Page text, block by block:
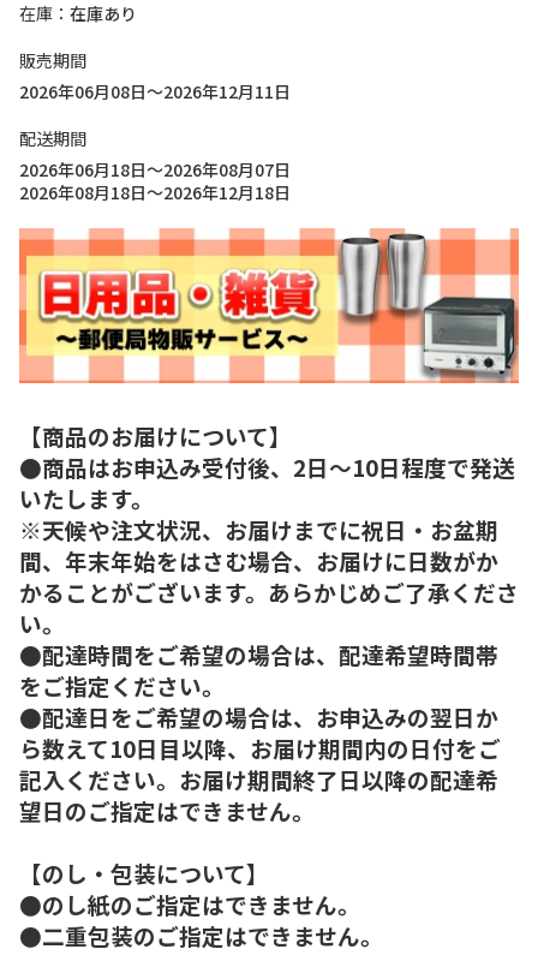
在庫
在庫あり
販売期間
2026年06月08日～2026年12月11日
配送期間
2026年06月18日～2026年08月07日
2026年08月18日～2026年12月18日
【商品のお届けについて】
●商品はお申込み受付後、2日～10日程度で発送
いたします。
※天候や注文状況、お届けまでに祝日・お盆期
間、年末年始をはさむ場合、お届けに日数がか
かることがございます。あらかじめご了承くださ
い。
●配達時間をご希望の場合は、配達希望時間帯
をご指定ください。
●配達日をご希望の場合は、お申込みの翌日か
ら数えて10日目以降、お届け期間内の日付をご
記入ください。お届け期間終了日以降の配達希
望日のご指定はできません。
【のし・包装について】
●のし紙のご指定はできません。
●二重包装のご指定はできません。